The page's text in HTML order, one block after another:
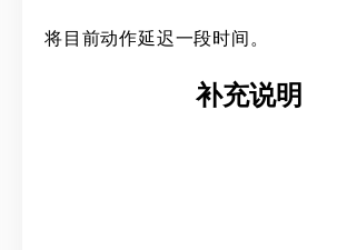
将目前动作延迟一段时间。
补充说明